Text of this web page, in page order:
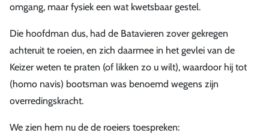
omgang, maar fysiek een wat kwetsbaar gestel.
Die hoofdman dus, had de Batavieren zover gekregen
achteruit te roeien, en zich daarmee in het gevlei van de
Keizer weten te praten (of likken zo u wilt), waardoor hij tot
(homo navis) bootsman was benoemd wegens zijn
overredingskracht.
We zien hem nu de de roeiers toespreken: